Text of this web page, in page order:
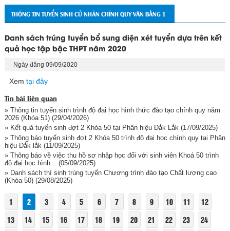
THÔNG TIN TUYỂN SINH CỬ NHÂN CHÍNH QUY VĂN BẰNG 1
Danh sách trúng tuyển bổ sung diện xét tuyển dựa trên kết
quả học tập bậc THPT năm 2020
Ngày đăng 09/09/2020
Xem tại đây
Tin bài liên quan
» Thông tin tuyển sinh trình độ đại học hình thức đào tạo chính quy năm
2026 (Khóa 51)(29/04/2026)
» Kết quả tuyển sinh đợt 2 Khóa 50 tại Phân hiệu Đắk Lắk(17/09/2025)
» Thông báo tuyển sinh đợt 2 Khóa 50 trình độ đại học chính quy tại Phân
hiệu Đắk lắk (11/09/2025)
» Thông báo về việc thu hồ sơ nhập học đối với sinh viên Khoá 50 trình
độ đại học hình... (05/09/2025)
» Danh sách thí sinh trúng tuyển Chương trình đào tạo Chất lượng cao
(Khóa 50)(29/08/2025)
1 2 3 4 5 6 7 8 9 10 11
12
13
14 15 16 17 18 19 20 21 22 23
24